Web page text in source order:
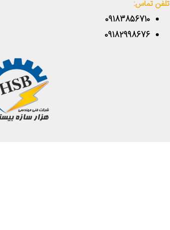
تلفن تماس:
09183856710
09182998676